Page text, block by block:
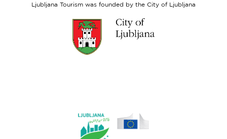
Ljubljana Tourism was founded by the City of Ljubljana